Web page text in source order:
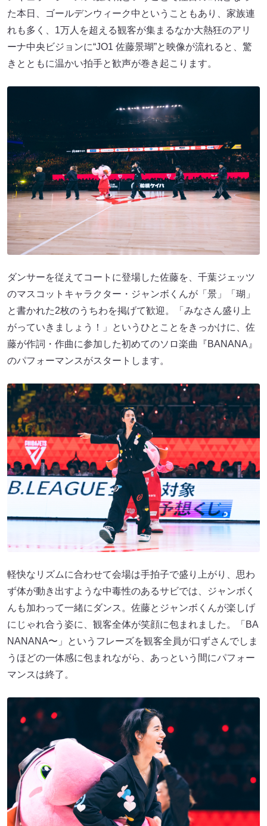
た本日、ゴールデンウィーク中ということもあり、家族連
れも多く、1万人を超える観客が集まるなか大熱狂のアリ
ーナ中央ビジョンに“JO1 佐藤景瑚”と映像が流れると、驚
きとともに温かい拍手と歓声が巻き起こります。
ダンサーを従えてコートに登場した佐藤を、千葉ジェッツ
のマスコットキャラクター・ジャンボくんが「景」「瑚」
と書かれた2枚のうちわを掲げて歓迎。「みなさん盛り上
がっていきましょう！」というひとことをきっかけに、佐
藤が作詞・作曲に参加した初めてのソロ楽曲『BANANA』
のパフォーマンスがスタートします。
軽快なリズムに合わせて会場は手拍子で盛り上がり、思わ
ず体が動き出すような中毒性のあるサビでは、ジャンボく
んも加わって一緒にダンス。佐藤とジャンボくんが楽しげ
にじゃれ合う姿に、観客全体が笑顔に包まれました。「BA
NANANA〜」というフレーズを観客全員が口ずさんでしま
うほどの一体感に包まれながら、あっという間にパフォー
マンスは終了。